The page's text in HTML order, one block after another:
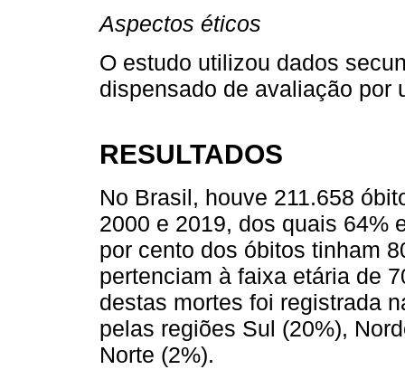
Aspectos éticos
O estudo utilizou dados
dispensado de avaliação por
RESULTADOS
No Brasil, houve 211.658
2000 e 2019, dos quais 64%
por cento dos óbitos tinham
pertenciam à faixa etária de
destas mortes foi registrada
pelas regiões Sul (20%),
Norte (2%).